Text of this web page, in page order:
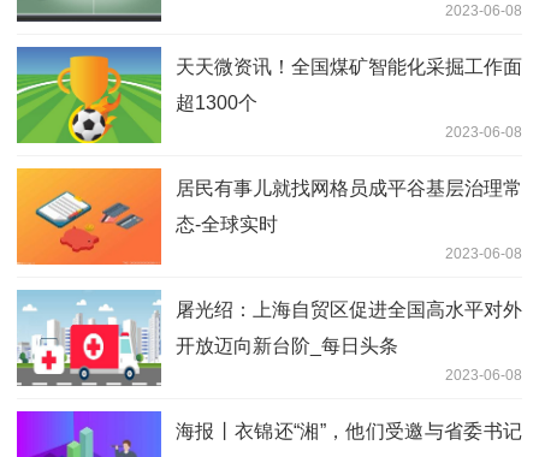
2023-06-08
天天微资讯！全国煤矿智能化采掘工作面
超1300个
2023-06-08
居民有事儿就找网格员成平谷基层治理常
态-全球实时
2023-06-08
屠光绍：上海自贸区促进全国高水平对外
开放迈向新台阶_每日头条
2023-06-08
海报丨衣锦还“湘”，他们受邀与省委书记